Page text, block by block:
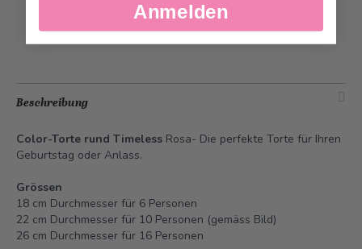
Zur Wunschliste hinzufügen
Beschreibung
Color-Torte rund Timeless Rosa- Die perfekte Torte für Ihren
Geburtstag oder Anlass.
Grössen
18 cm Durchmesser für 6 Personen
22 cm Durchmesser für 10 Personen (gemäss Bild)
26 cm Durchmesser für 16 Personen
Anmelden